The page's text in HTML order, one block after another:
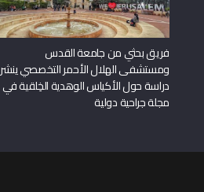
فريق بحثي من جامعة القدس
ومستشفى الهلال الأحمر التخصصي ينشر
دراسة حول الأكياس الوهدية الخِلقية في
مجلة جراحية دولية